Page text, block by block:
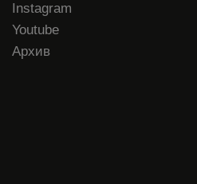
Instagram
Youtube
Архив